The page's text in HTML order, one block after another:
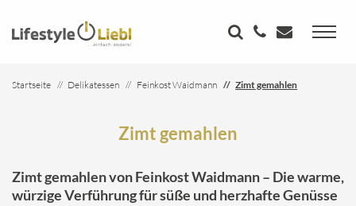
Startseite Delikatessen Feinkost Waidmann Zimt gemahlen
Zimt gemahlen
Zimt gemahlen von Feinkost Waidmann – Die warme,
würzige Verführung für süße und herzhafte Genüsse